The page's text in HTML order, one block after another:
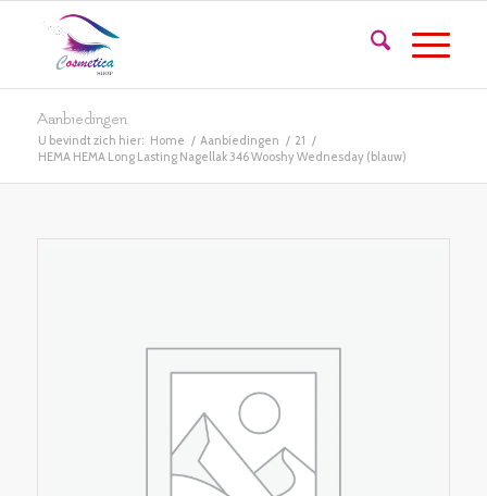
Aanbiedingen
U bevindt zich hier: Home / Aanbiedingen / 21 /
HEMA HEMA Long Lasting Nagellak 346 Wooshy Wednesday (blauw)